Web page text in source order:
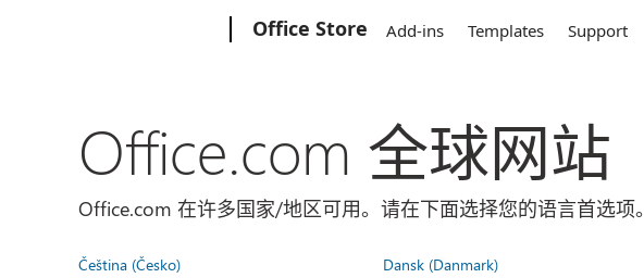
Office Store Add-ins Templates Support
Office.com 全球网站
Office.com 在许多国家/地区可用。请在下面选择您的语言首选项。
Čeština (Česko) Dansk (Danmark)